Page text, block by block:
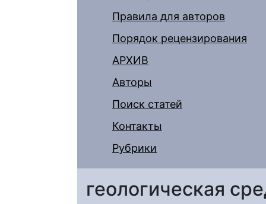
Правила для авторов
Порядок рецензирования
АРХИВ
Авторы
Поиск статей
Контакты
Рубрики
геологическая